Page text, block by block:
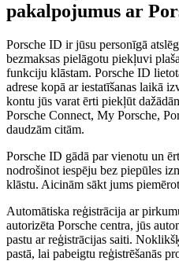
pakalpojumus ar
Porsche ID ir jūsu personīgā
bezmaksas pielāgotu piekļuvi
funkciju klāstam. Porsche ID
adrese kopā ar iestatīšanas laikā
kontu jūs varat ērti piekļūt
Porsche Connect, My Porsche,
daudzām citām.
Porsche ID gādā par vienotu un
nodrošinot iespēju bez piepūles
klāstu. Aicinām sākt jums
Automātiska reģistrācija ar
autorizēta Porsche centra, jūs
pastu ar reģistrācijas saiti.
pastā, lai pabeigtu reģistrēšanās